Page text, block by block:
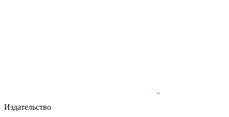
Издательство